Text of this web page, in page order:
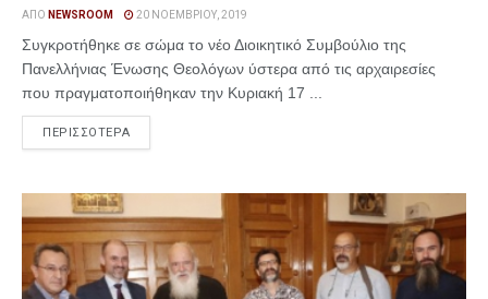
ΑΠΌ NEWSROOM 20 ΝΟΕΜΒΡΊΟΥ, 2019
Συγκροτήθηκε σε σώμα το νέο Διοικητικό Συμβούλιο της
Πανελλήνιας Ένωσης Θεολόγων ύστερα από τις αρχαιρεσίες
που πραγματοποιήθηκαν την Κυριακή 17 ...
ΠΕΡΙΣΣΟΤΕΡΑ